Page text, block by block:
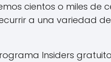
cientos o miles de
a una variedad de
Insiders